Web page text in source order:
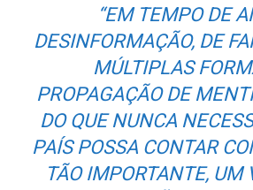
“EM TEMPO DE
DESINFORMAÇÃO, DE
MÚLTIPLAS
PROPAGAÇÃO DE
DO QUE NUNCA
PAÍS POSSA CONTAR
TÃO IMPORTANTE, UM